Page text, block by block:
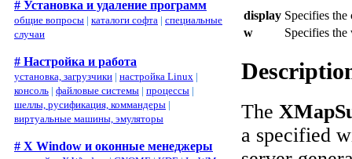
# Установка и удаление программ
общие вопросы | каталоги софта | специальные
случаи
# Настройка и работа
установка, загрузчики | настройка Linux |
консоль | файловые системы | процессы |
шеллы, русификация, коммандеры |
виртуальные машины, эмуляторы
# X Window и оконные менеджеры
display Specifies
w
Specifies
The
a specified